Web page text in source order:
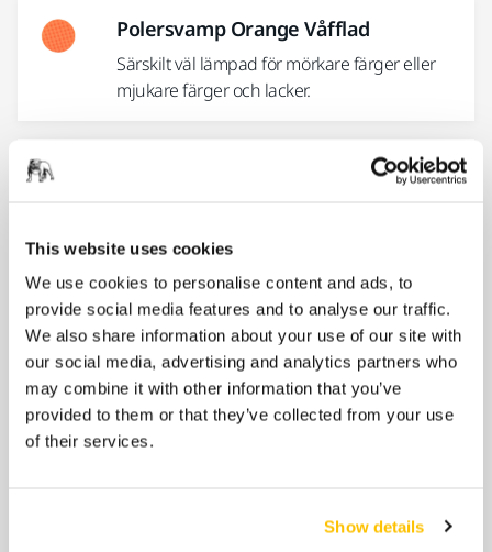
This website uses cookies
We use cookies to personalise content and ads, to
provide social media features and to analyse our traffic.
We also share information about your use of our site with
our social media, advertising and analytics partners who
may combine it with other information that you’ve
provided to them or that they’ve collected from your use
of their services.
Show details
Polersvamp Orange Våfflad
Särskilt väl lämpad för mörkare färger eller
mjukare färger och lacker.
Poleringssvamp Vit Slät
Sl't hård polersvamp, designad för OEM-
applikationer med Mirka® ROP2-312NV
polermaskin
kombination med Polarshine® 12 Black